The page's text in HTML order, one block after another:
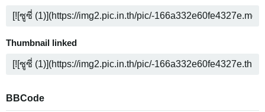
Thumbnail linked
BBCode